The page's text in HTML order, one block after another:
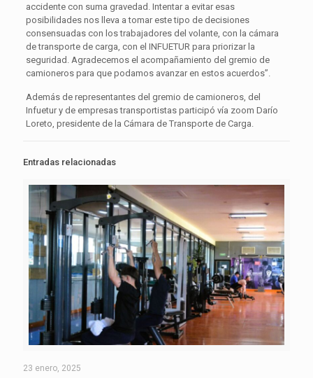
accidente con suma gravedad. Intentar a evitar esas
posibilidades nos lleva a tomar este tipo de decisiones
consensuadas con los trabajadores del volante, con la cámara
de transporte de carga, con el INFUETUR para priorizar la
seguridad. Agradecemos el acompañamiento del gremio de
camioneros para que podamos avanzar en estos acuerdos”.
Además de representantes del gremio de camioneros, del
Infuetur y de empresas transportistas participó vía zoom Darío
Loreto, presidente de la Cámara de Transporte de Carga.
Entradas relacionadas
23 enero, 2025